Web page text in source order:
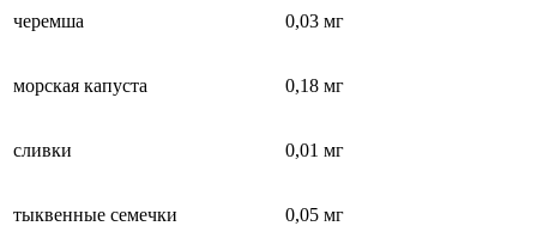
черемша 0,03 мг
морская капуста 0,18 мг
сливки 0,01 мг
тыквенные семечки 0,05 мг